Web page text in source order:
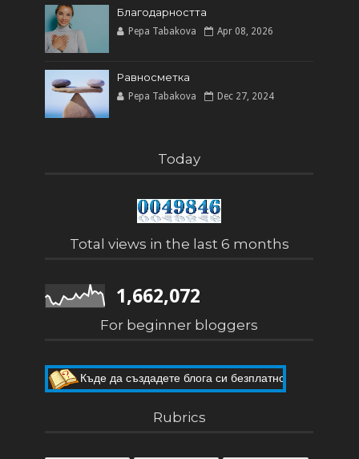
Благодарността
Pepa Tabakova Apr 08, 2026
Равносметка
Pepa Tabakova Dec 27, 2024
Today
Total views in the last 6 months
1,662,072
For beginner bloggers
Къде да създадете блога си безплатно
Rubrics